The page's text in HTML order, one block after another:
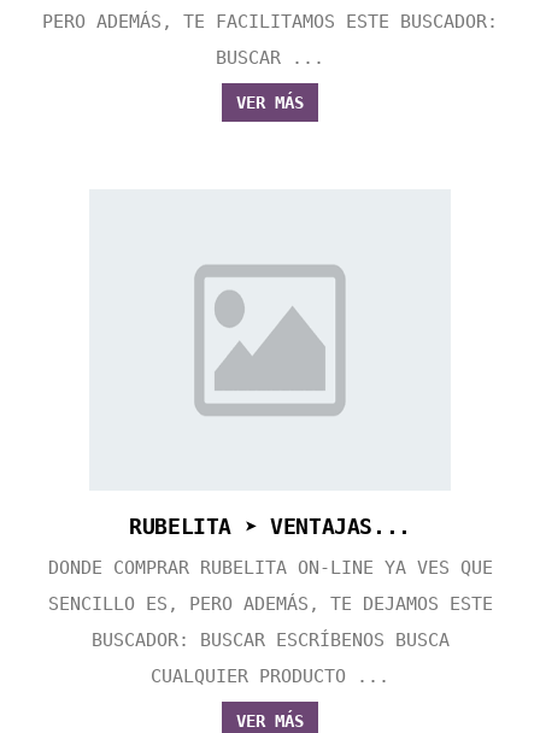
PERO ADEMÁS, TE FACILITAMOS ESTE BUSCADOR:
BUSCAR ...
VER MÁS
RUBELITA ➤ VENTAJAS...
DONDE COMPRAR RUBELITA ON-LINE YA VES QUE
SENCILLO ES, PERO ADEMÁS, TE DEJAMOS ESTE
BUSCADOR: BUSCAR ESCRÍBENOS BUSCA
CUALQUIER PRODUCTO ...
VER MÁS